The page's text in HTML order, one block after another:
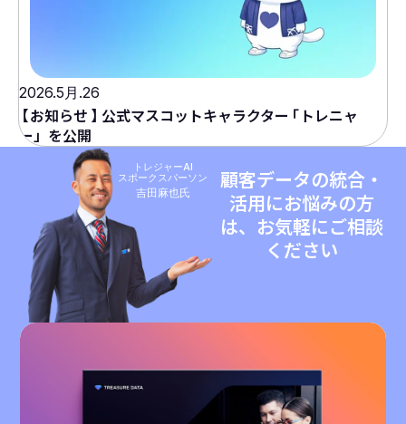
2026.5月.26
【お知らせ 】 公式マスコットキャラクター 「 トレニャ
ー」を公開
トレジャーAI
スポークスパーソン
吉田麻也氏
顧客データの統合・
活用にお悩みの方
は、お気軽にご相談
ください